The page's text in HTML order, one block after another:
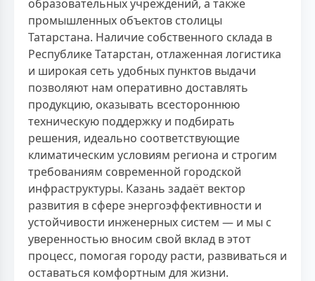
образовательных учреждений, а также
промышленных объектов столицы
Татарстана. Наличие собственного склада в
Республике Татарстан, отлаженная логистика
и широкая сеть удобных пунктов выдачи
позволяют нам оперативно доставлять
продукцию, оказывать всестороннюю
техническую поддержку и подбирать
решения, идеально соответствующие
климатическим условиям региона и строгим
требованиям современной городской
инфраструктуры. Казань задаёт вектор
развития в сфере энергоэффективности и
устойчивости инженерных систем — и мы с
уверенностью вносим свой вклад в этот
процесс, помогая городу расти, развиваться и
оставаться комфортным для жизни.